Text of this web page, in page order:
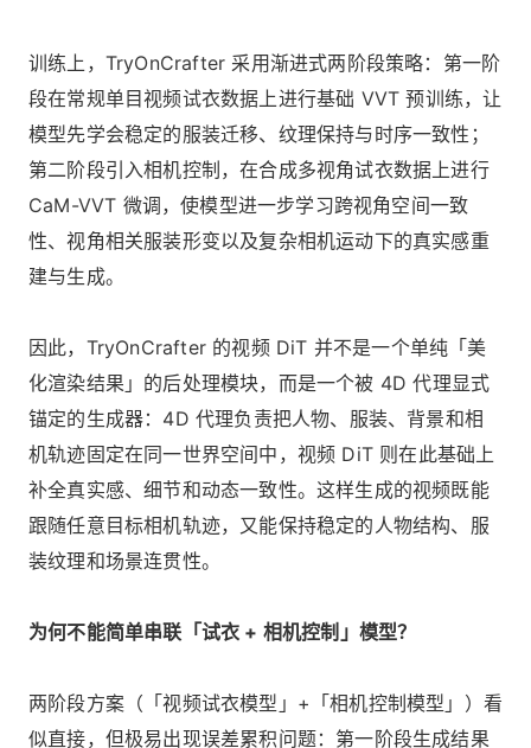
训练上，TryOnCrafter 采用渐进式两阶段策略：第一阶
段在常规单目视频试衣数据上进行基础 VVT 预训练，让
模型先学会稳定的服装迁移、纹理保持与时序一致性；
第二阶段引入相机控制，在合成多视角试衣数据上进行
CaM-VVT 微调，使模型进一步学习跨视角空间一致
性、视角相关服装形变以及复杂相机运动下的真实感重
建与生成。
因此，TryOnCrafter 的视频 DiT 并不是一个单纯「美
化渲染结果」的后处理模块，而是一个被 4D 代理显式
锚定的生成器：4D 代理负责把人物、服装、背景和相
机轨迹固定在同一世界空间中，视频 DiT 则在此基础上
补全真实感、细节和动态一致性。这样生成的视频既能
跟随任意目标相机轨迹，又能保持稳定的人物结构、服
装纹理和场景连贯性。
为何不能简单串联「试衣 + 相机控制」模型？
两阶段方案（「视频试衣模型」+「相机控制模型」）看
似直接，但极易出现误差累积问题：第一阶段生成结果